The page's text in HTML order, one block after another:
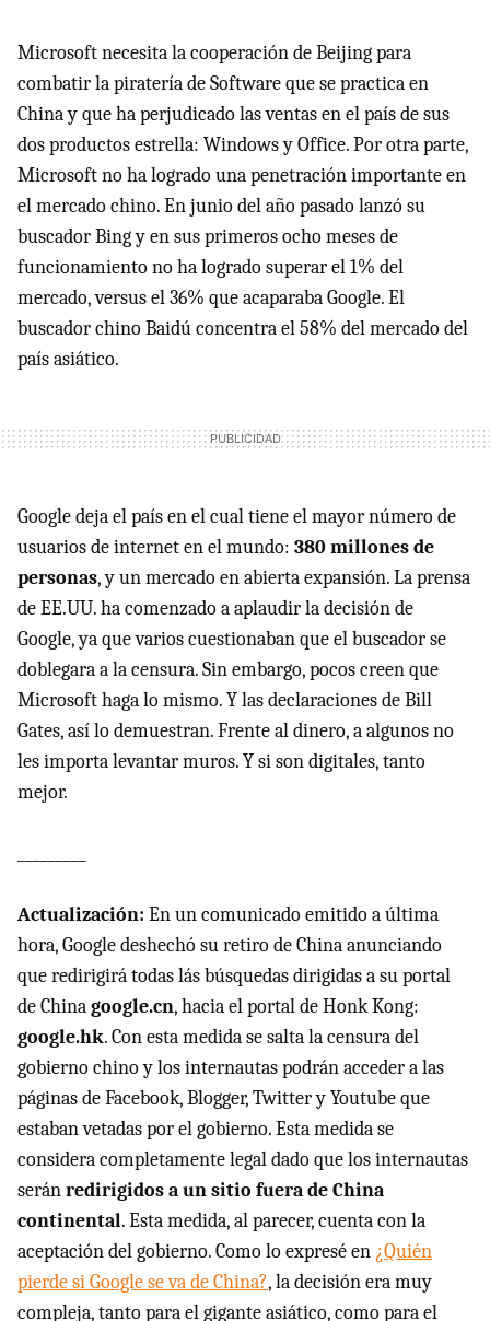
Microsoft necesita la cooperación de Beijing para
combatir la piratería de Software que se practica en
China y que ha perjudicado las ventas en el país de sus
dos productos estrella: Windows y Office. Por otra parte,
Microsoft no ha logrado una penetración importante en
el mercado chino. En junio del año pasado lanzó su
buscador Bing y en sus primeros ocho meses de
funcionamiento no ha logrado superar el 1% del
mercado, versus el 36% que acaparaba Google. El
buscador chino Baidú concentra el 58% del mercado del
país asiático.
Google deja el país en el cual tiene el mayor número de
usuarios de internet en el mundo: 380 millones de
personas, y un mercado en abierta expansión. La prensa
de EE.UU. ha comenzado a aplaudir la decisión de
Google, ya que varios cuestionaban que el buscador se
doblegara a la censura. Sin embargo, pocos creen que
Microsoft haga lo mismo. Y las declaraciones de Bill
Gates, así lo demuestran. Frente al dinero, a algunos no
les importa levantar muros. Y si son digitales, tanto
mejor.
Actualización: En un comunicado emitido a última
hora, Google deshechó su retiro de China anunciando
que redirigirá todas lás búsquedas dirigidas a su portal
de Chinagoogle.cn, hacia el portal de Honk Kong:
google.hk. Con esta medida se salta la censura del
gobierno chino y los internautas podrán acceder a las
páginas de Facebook, Blogger, Twitter y Youtube que
estaban vetadas por el gobierno. Esta medida se
considera completamente legal dado que los internautas
seránredirigidos a un sitio fuera de China
continental. Esta medida, al parecer, cuenta con la
aceptación del gobierno. Como lo expresé en ¿Quién
pierde si Google se va de China?, la decisión era muy
compleja, tanto para el gigante asiático, como para el